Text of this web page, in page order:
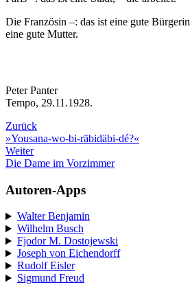
Die Französin –: das ist eine gute
eine gute Mutter.
Peter Panter
Tempo, 29.11.1928.
Zurück
»Yousana-wo-bi-räbidäbi-dé?«
Weiter
Die Dame im Vorzimmer
Autoren-Apps
Walter Benjamin
Wilhelm Busch
Fjodor M. Dostojewski
Joseph von Eichendorff
Rudolf Eisler
Sigmund Freud